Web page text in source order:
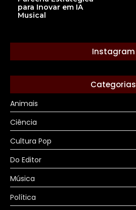
para Inovar em IA
Musical
Instagram
Categorias
Animais
Ciência
Cultura Pop
Do Editor
Música
Política